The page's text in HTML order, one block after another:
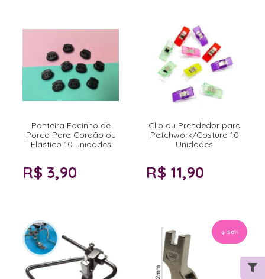
Ponteira Focinho de
Porco Para Cordão ou
Elástico 10 unidades
R$ 3,90
Clip ou Prendedor para
Patchwork/Costura 10
Unidades
R$ 11,90
50%